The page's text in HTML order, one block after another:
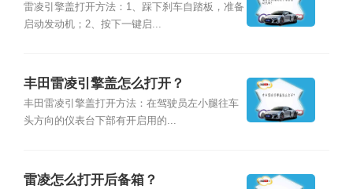
雷凌引擎盖打开方法：1、踩下刹车自踏板，准备
启动发动机；2、按下一键启...
丰田雷凌引擎盖怎么打开？
丰田雷凌引擎盖打开方法：在驾驶员左小腿往车
头方向的仪表台下部有开启用的...
雷凌怎么打开后备箱？